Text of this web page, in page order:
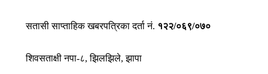
सतासी साप्ताहिक खबरपत्रिका दर्ता नं. १२२/०६९/०७०
शिवसताक्षी नपा-८, झिलझिले, झापा